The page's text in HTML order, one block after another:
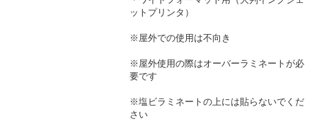
ットプリンタ）
※屋外での使用は不向き
※屋外使用の際はオーバーラミネートが必
要です
※塩ビラミネートの上には貼らないでくだ
さい